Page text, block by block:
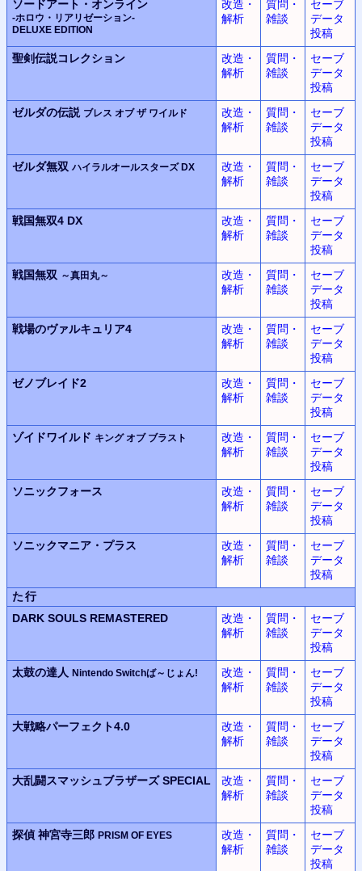
ソードアート・オンライン
-ホロウ・リアリゼーション-
DELUXE EDITION
改造・
解析
質問・
雑談
セーブ
データ
投稿
聖剣伝説コレクション
改造・
解析
質問・
雑談
セーブ
データ
投稿
ゼルダの伝説 ブレス オブ ザ ワイルド
改造・
解析
質問・
雑談
セーブ
データ
投稿
ゼルダ無双 ハイラルオールスターズ DX
改造・
解析
質問・
雑談
セーブ
データ
投稿
戦国無双4 DX
改造・
解析
質問・
雑談
セーブ
データ
投稿
戦国無双 ～真田丸～
改造・
解析
質問・
雑談
セーブ
データ
投稿
戦場のヴァルキュリア4
改造・
解析
質問・
雑談
セーブ
データ
投稿
ゼノブレイド2
改造・
解析
質問・
雑談
セーブ
データ
投稿
ゾイドワイルド キング オブ ブラスト
改造・
解析
質問・
雑談
セーブ
データ
投稿
ソニックフォース
改造・
解析
質問・
雑談
セーブ
データ
投稿
ソニックマニア・プラス
改造・
解析
質問・
雑談
セーブ
データ
投稿
た行
DARK SOULS REMASTERED
改造・
解析
質問・
雑談
セーブ
データ
投稿
太鼓の達人 Nintendo Switchば～じょん!
改造・
解析
質問・
雑談
セーブ
データ
投稿
大戦略パーフェクト4.0
改造・
解析
質問・
雑談
セーブ
データ
投稿
大乱闘スマッシュブラザーズ SPECIAL
改造・
解析
質問・
雑談
セーブ
データ
投稿
探偵 神宮寺三郎 PRISM OF EYES
改造・
解析
質問・
雑談
セーブ
データ
投稿